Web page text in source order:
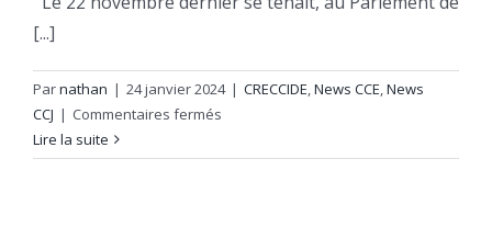
[...]
Parnathan | 24 janvier 2024 | CRECCIDE,News CCE,News
CCJ | Commentaires fermés
PADE
Lire la suite